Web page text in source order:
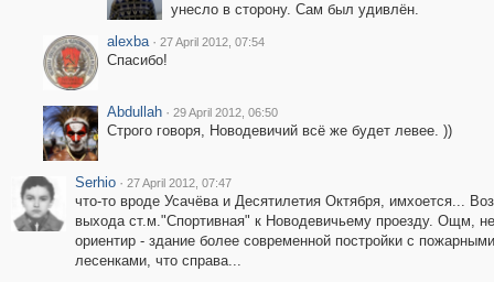
унесло в сторону. Сам был удивлён.
alexba · 27 April 2012, 07:54
Спасибо!
Abdullah · 29 April 2012, 06:50
Строго говоря, Новодевичий всё же будет левее. ))
Serhio · 27 April 2012, 07:47
что-то вроде Усачёва и Десятилетия Октября, имхоется...
выхода ст.м."Спортивная" к Новодевичьему проезду. Ощм,
ориентир - здание более современной постройки с пожарными
лесенками, что справа...